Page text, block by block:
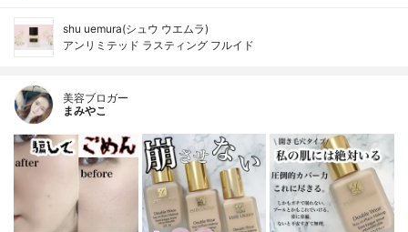
shu uemura(シュウ ウエムラ)
アンリミテッド ラスティング フルイド
美容ブロガー
まみやこ